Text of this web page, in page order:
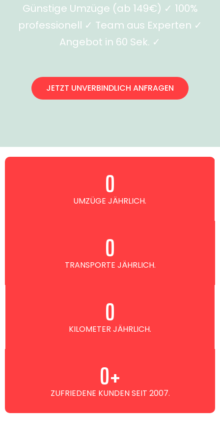
Günstige Umzüge (ab 149€) ✓ 100%
professionell ✓ Team aus Experten ✓
Angebot in 60 Sek. ✓
JETZT UNVERBINDLICH ANFRAGEN
UMZÜGE JÄHRLICH.
0
TRANSPORTE JÄHRLICH.
0
KILOMETER JÄHRLICH.
0
ZUFRIEDENE KUNDEN SEIT 2007.
0+